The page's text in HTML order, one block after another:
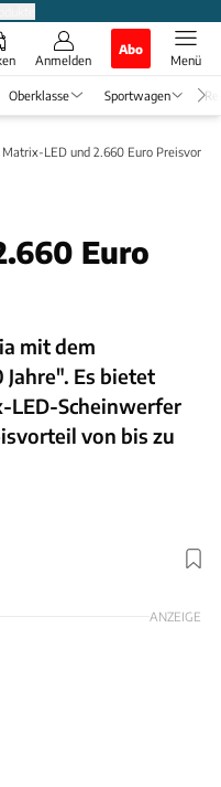
Anmelden
Abo
Menü
Oberklasse Sportwagen
LED und 2.660 Euro Preisvorteil
Euro
mit dem
Es bietet
LED-Scheinwerfer
von bis zu
Foto: Skoda
ANZEIGE